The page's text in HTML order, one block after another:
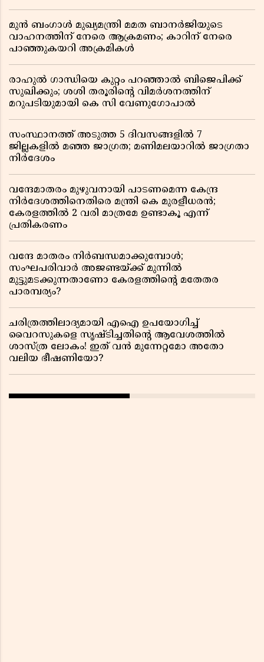
മുൻ ബംഗാൾ മുഖ്യമന്ത്രി മമത ബാനർജിയുടെ
വാഹനത്തിന് നേരെ ആക്രമണം; കാറിന് നേരെ
പാഞ്ഞുകയറി അക്രമികൾ
രാഹുൽ ഗാന്ധിയെ കുറ്റം പറഞ്ഞാൽ ബിജെപിക്ക്
സുഖിക്കും; ശശി തരൂരിന്റെ വിമർശനത്തിന്
മറുപടിയുമായി കെ സി വേണുഗോപാൽ
സംസ്ഥാനത്ത് അടുത്ത 5 ദിവസങ്ങളിൽ 7
ജില്ലകളിൽ മഞ്ഞ ജാഗ്രത; മണിമലയാറിൽ ജാഗ്രതാ
നിർദേശം
വന്ദേമാതരം മുഴുവനായി പാടണമെന്ന കേന്ദ്ര
നിർദേശത്തിനെതിരെ മന്ത്രി കെ മുരളീധരൻ;
കേരളത്തിൽ 2 വരി മാത്രമേ ഉണ്ടാകൂ എന്ന്
പ്രതികരണം
വന്ദേ മാതരം നിർബന്ധമാക്കുമ്പോൾ;
സംഘപരിവാർ അജണ്ടയ്ക്ക് മുന്നിൽ
മുട്ടുമടക്കുന്നതാണോ കേരളത്തിന്റെ മതേതര
പാരമ്പര്യം?
ചരിത്രത്തിലാദ്യമായി എഐ ഉപയോഗിച്ച്
വൈറസുകളെ സൃഷ്ടിച്ചതിന്റെ ആവേശത്തിൽ
ശാസ്ത്ര ലോകം! ഇത് വൻ മുന്നേറ്റമോ അതോ
വലിയ ഭീഷണിയോ?